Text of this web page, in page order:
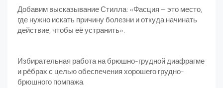
Добавим высказывание Стилла: «Фасция – это место,
где нужно искать причину болезни и откуда начинать
действие, чтобы её устранить».
Избирательная работа на брюшно-грудной диафрагме
и рёбрах с целью обеспечения хорошего грудно-
брюшного помпажа.